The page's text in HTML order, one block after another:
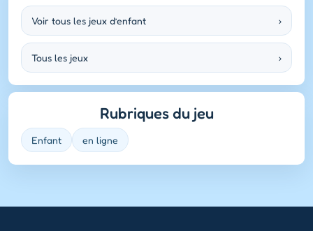
Voir tous les jeux d’enfant ›
Tous les jeux ›
Rubriques du jeu
Enfant en ligne